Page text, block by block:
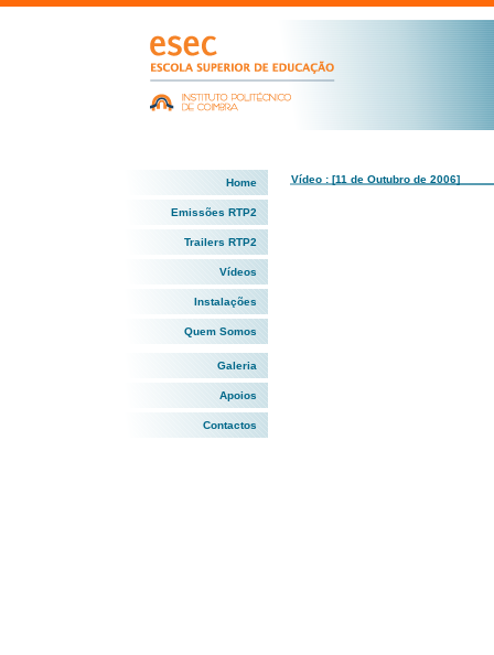
Home
Emissões RTP2
Trailers RTP2
Vídeos
Instalações
Quem Somos
Galeria
Apoios
Contactos
Vídeo : [11 de Outubro de 2006]